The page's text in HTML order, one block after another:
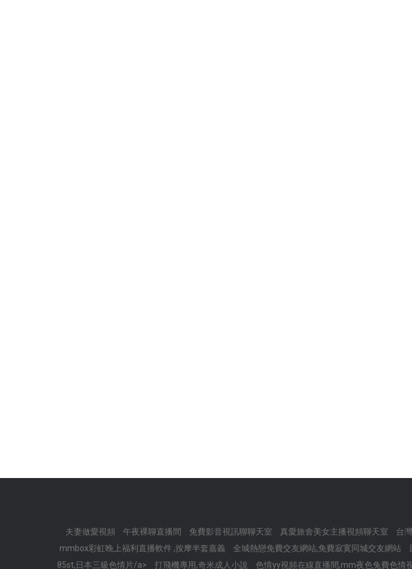
夫妻做愛視頻 午夜裸聊直播間 免費影音視訊聊聊天室 真愛旅舍美女主播視頻聊天室 台
mmbox彩虹晚上福利直播軟件 ,按摩半套嘉義
全城熱戀免費交友網站,免費寂寞同城交友網站
85st,日本三級色情片/a>
打飛機專用,奇米成人小說 色情yy視頻在線直播間,mm夜色兔費色情